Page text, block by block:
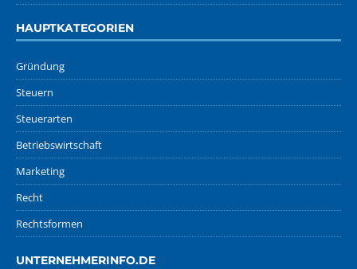
HAUPTKATEGORIEN
Gründung
Steuern
Steuerarten
Betriebswirtschaft
Marketing
Recht
Rechtsformen
UNTERNEHMERINFO.DE